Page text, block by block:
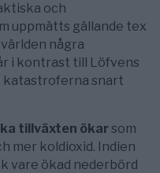
och
uppmätts gällande tex
några
i kontrast till Löfvens
katastroferna snart
tillväxten ökarsom
mer koldioxid. Indien
vare ökad nederbörd